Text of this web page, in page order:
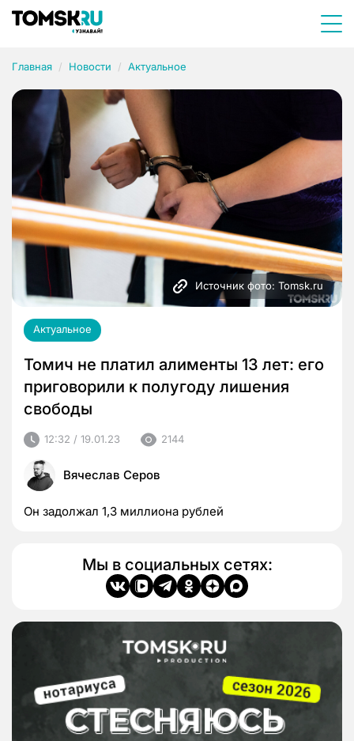
Главная Новости Актуальное
Источник фото: Tomsk.ru
Актуальное
Томич не платил алименты 13 лет: его
приговорили к полугоду лишения
свободы
12:32 / 19.01.23 2144
Вячеслав Серов
Он задолжал 1,3 миллиона рублей
Мы в социальных сетях: